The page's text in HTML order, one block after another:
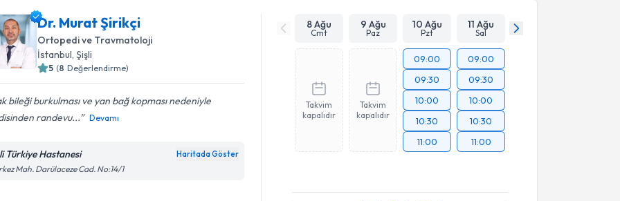
Dr. Murat Şirikçi
Ortopedi ve Travmatoloji
İstanbul, Şişli
5 (8 Değerlendirme)
bileği burkulması ve yan bağ kopması nedeniyle
randevu...
Devamı
Türkiye Hastanesi Haritada Göster
Mah. Darülaceze Cad. No:14/1
8 Ağu
Cmt
9 Ağu
Paz
10 Ağu
Pzt
11 Ağu
Sal
Takvim
kapalıdır
Takvim
kapalıdır
09:00
09:30
10:00
10:30
11:00
09:00
09:30
10:00
10:30
11:00